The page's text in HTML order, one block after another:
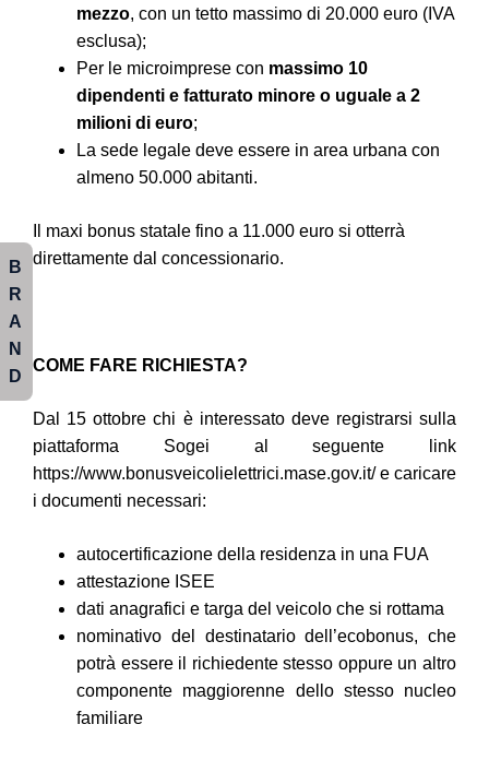
mezzo, con un tetto massimo di 20.000 euro (IVA
esclusa);
Per le microimprese con massimo 10
dipendenti e fatturato minore o uguale a 2
milioni di euro;
La sede legale deve essere in area urbana con
almeno 50.000 abitanti.
Il maxi bonus statale fino a 11.000 euro si otterrà
direttamente dal concessionario.
COME FARE RICHIESTA?
Dal 15 ottobre chi è interessato deve registrarsi sulla
piattaforma Sogei al seguente link
https://www.bonusveicolielettrici.mase.gov.it/e caricare
i documenti necessari:
autocertificazione della residenza in una FUA
attestazione ISEE
dati anagrafici e targa del veicolo che si rottama
nominativo del destinatario dell’ecobonus, che
potrà essere il richiedente stesso oppure un altro
componente maggiorenne dello stesso nucleo
familiare
B
R
A
N
D